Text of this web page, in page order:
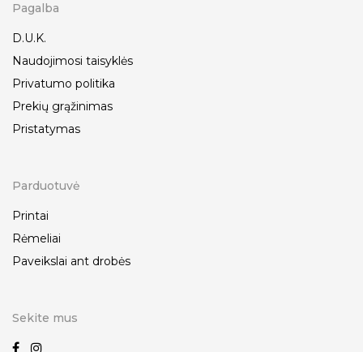
Pagalba
D.U.K.
Naudojimosi taisyklės
Privatumo politika
Prekių grąžinimas
Pristatymas
Parduotuvė
Printai
Rėmeliai
Paveikslai ant drobės
Sekite mus